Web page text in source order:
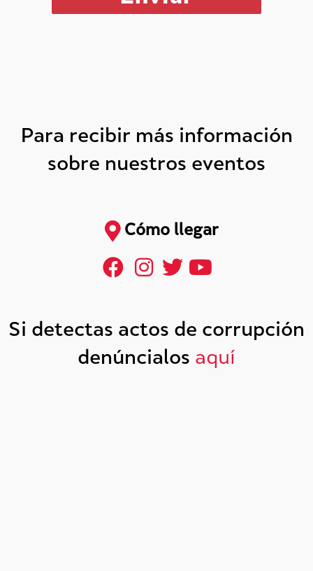
Para recibir más información
sobre nuestros eventos
Cómo llegar
Si detectas actos de corrupción
denúncialos aquí